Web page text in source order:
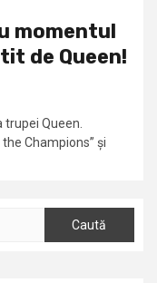
momentul
de Queen!
Queen.
Champions” și